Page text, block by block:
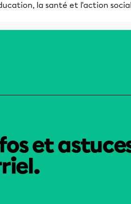
la santé et l'action
et